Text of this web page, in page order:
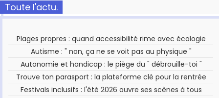
Toute l'actu.
Plages propres : quand accessibilité rime avec écologie
Autisme : " non, ça ne se voit pas au physique "
Autonomie et handicap : le piège du " débrouille-toi "
Trouve ton parasport : la plateforme clé pour la rentrée
Festivals inclusifs : l'été 2026 ouvre ses scènes à tous